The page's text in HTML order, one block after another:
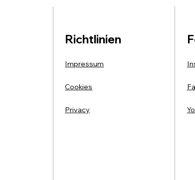
Richtlinien
Impressum
Cookies
Privacy